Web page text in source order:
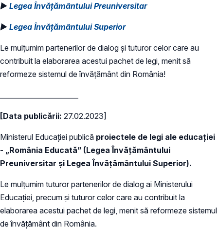
► Legea Învățământului Preuniversitar
► Legea Învățământului Superior
Le mulțumim partenerilor de dialog și tuturor celor care au
contribuit la elaborarea acestui pachet de legi, menit să
reformeze sistemul de învățământ din România!
[Data publicării: 27.02.2023]
Ministerul Educației publică proiectele de legi ale educației
- „România Educată” (Legea Învățământului
Preuniversitar și Legea Învățământului Superior).
Le mulțumim tuturor partenerilor de dialog ai Ministerului
Educației, precum și tuturor celor care au contribuit la
elaborarea acestui pachet de legi, menit să reformeze sistemul
de învățământ din România.